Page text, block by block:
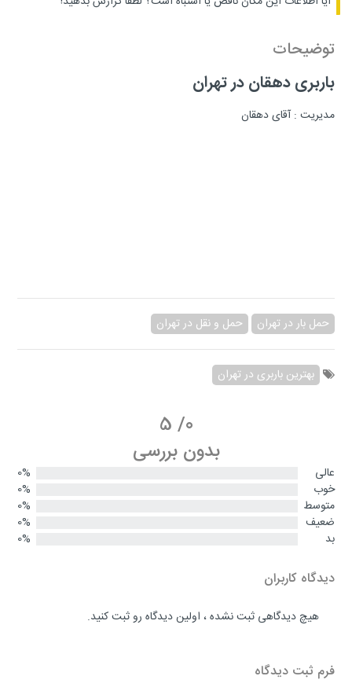
توضیحات
باربری دهقان در تهران
مدیریت : آقای دهقان
حمل بار در تهران حمل و نقل در تهران
بهترین باربری در تهران
0
/
5
بدون بررسی
عالی
0%
خوب
0%
متوسط
0%
ضعیف
0%
بد
0%
دیدگاه کاربران
هیچ دیدگاهی ثبت نشده ، اولین دیدگاه رو ثبت کنید.
فرم ثبت دیدگاه